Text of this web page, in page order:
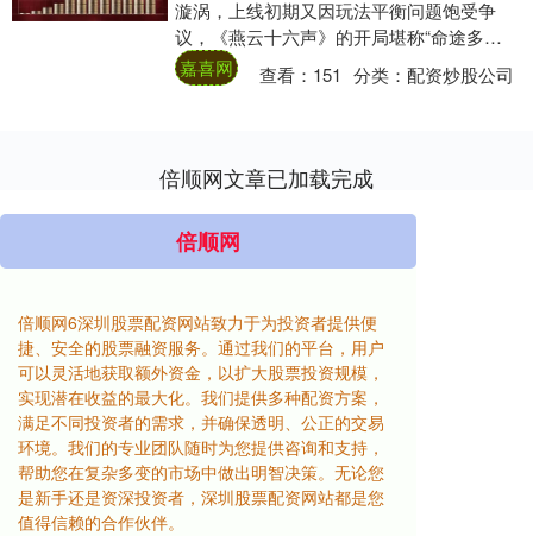
漩涡，上线初期又因玩法平衡问题饱受争
议，《燕云十六声》的开局堪称“命途多
舛”。 游戏卡片：燕云十六声 (10105343....
嘉喜网 查看： 151 分类：配资炒股公司
倍顺网文章已加载完成
倍顺网
倍顺网6深圳股票配资网站致力于为投资者提供便
捷、安全的股票融资服务。通过我们的平台，用户
可以灵活地获取额外资金，以扩大股票投资规模，
实现潜在收益的最大化。我们提供多种配资方案，
满足不同投资者的需求，并确保透明、公正的交易
环境。我们的专业团队随时为您提供咨询和支持，
帮助您在复杂多变的市场中做出明智决策。无论您
是新手还是资深投资者，深圳股票配资网站都是您
值得信赖的合作伙伴。